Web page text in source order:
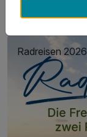
Radreisen 2026